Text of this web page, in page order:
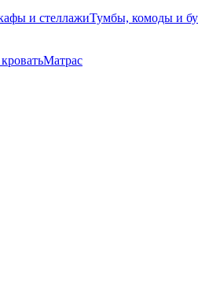
и стеллажиТумбы, комоды и
Матрас